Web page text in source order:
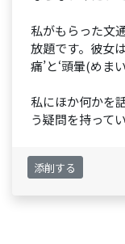
私がもらった文
放題です。彼女
痛’と‘頭暈(めま
私にほか何かを
う疑問を持って
添削する